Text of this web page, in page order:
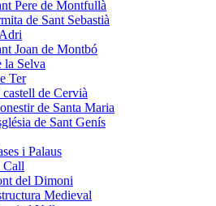
Pere de Montfullà
de Sant Sebastià
Joan de Montbó
la Selva
Ter
de Cervià
de Santa Maria
de Sant Genís
i Palaus
Call
del Dimoni
Medieval